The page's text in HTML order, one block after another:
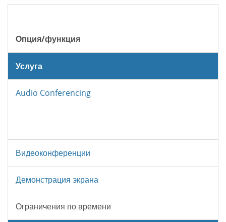
Опция/функция
Услуга
Audio Conferencing
Видеоконференции
Демонстрация экрана
Ограничения по времени